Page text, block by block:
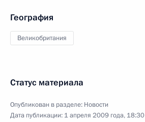
География
Великобритания
Статус материала
Опубликован в разделе: Новости
Дата публикации: 1 апреля 2009 года, 18:30